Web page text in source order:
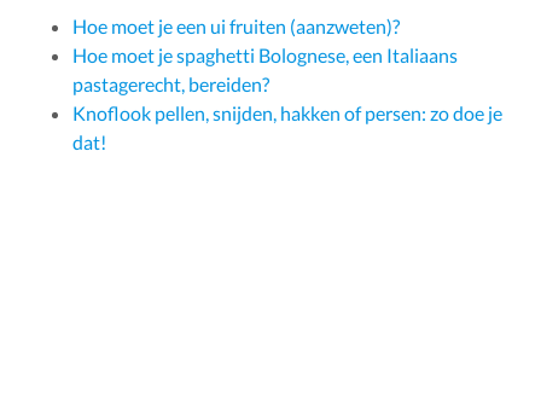
Hoe moet je een ui fruiten (aanzweten)?
Hoe moet je spaghetti Bolognese, een Italiaans
pastagerecht, bereiden?
Knoflook pellen, snijden, hakken of persen: zo doe je
dat!